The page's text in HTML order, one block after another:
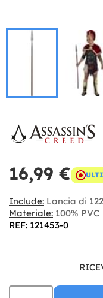
16,99 €
Include: Lancia di
Materiale: 100% PVC
REF: 121453-0